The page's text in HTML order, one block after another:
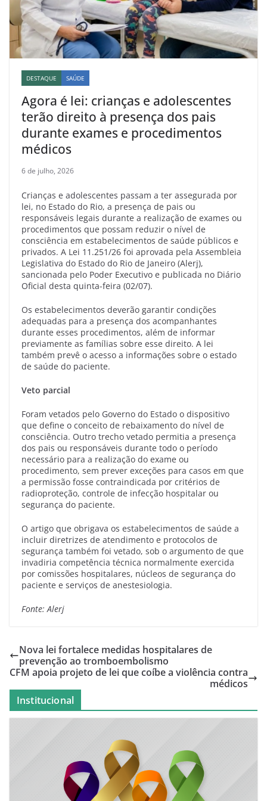
DESTAQUE SAÚDE
Agora é lei: crianças e adolescentes
terão direito à presença dos pais
durante exames e procedimentos
médicos
6 de julho, 2026
Crianças e adolescentes passam a ter assegurada por
lei, no Estado do Rio, a presença de pais ou
responsáveis legais durante a realização de exames ou
procedimentos que possam reduzir o nível de
consciência em estabelecimentos de saúde públicos e
privados. A Lei 11.251/26 foi aprovada pela Assembleia
Legislativa do Estado do Rio de Janeiro (Alerj),
sancionada pelo Poder Executivo e publicada no Diário
Oficial desta quinta-feira (02/07).
Os estabelecimentos deverão garantir condições
adequadas para a presença dos acompanhantes
durante esses procedimentos, além de informar
previamente as famílias sobre esse direito. A lei
também prevê o acesso a informações sobre o estado
de saúde do paciente.
Veto parcial
Foram vetados pelo Governo do Estado o dispositivo
que define o conceito de rebaixamento do nível de
consciência. Outro trecho vetado permitia a presença
dos pais ou responsáveis durante todo o período
necessário para a realização do exame ou
procedimento, sem prever exceções para casos em que
a permissão fosse contraindicada por critérios de
radioproteção, controle de infecção hospitalar ou
segurança do paciente.
O artigo que obrigava os estabelecimentos de saúde a
incluir diretrizes de atendimento e protocolos de
segurança também foi vetado, sob o argumento de que
invadiria competência técnica normalmente exercida
por comissões hospitalares, núcleos de segurança do
paciente e serviços de anestesiologia.
Fonte: Alerj
Nova lei fortalece medidas hospitalares de
prevenção ao tromboembolismo
CFM apoia projeto de lei que coíbe a violência contra
médicos
Institucional